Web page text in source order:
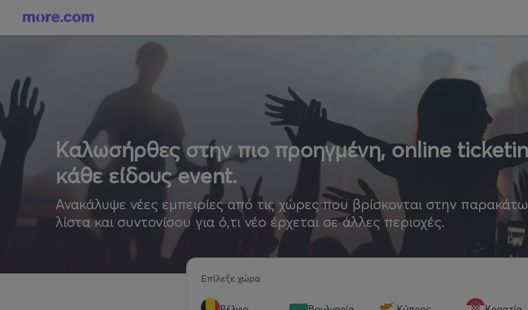
Καλωσήρθες στην πιο προηγμένη, online
κάθε είδους event.
Ανακάλυψε νέες εμπειρίες από τις χώρες που βρίσκονται στην παρακάτω
λίστα και συντονίσου για ό,τι νέο έρχεται σε άλλες περιοχές.
Επίλεξε χώρα